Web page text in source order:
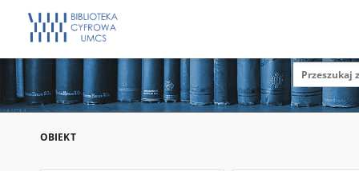
OBIEKT